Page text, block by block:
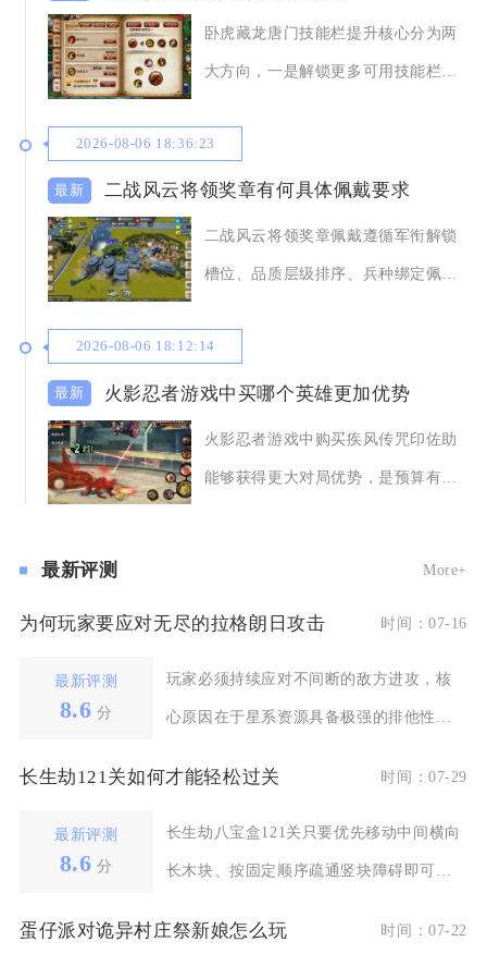
卧虎藏龙唐门技能栏提升核心分为两
大方向，一是解锁更多可用技能栏
2026-08-06 18:36:23
二战风云将领奖章有何具体佩戴要求
二战风云将领奖章佩戴遵循军衔解锁
槽位、品质层级排序、兵种绑定佩
2026-08-06 18:12:14
火影忍者游戏中买哪个英雄更加优势
火影忍者游戏中购买疾风传咒印佐助
能够获得更大对局优势，是预算有限
最新评测 More+
为何玩家要应对无尽的拉格朗日攻击 时间：07-16
最新评测
8.6 分
玩家必须持续应对不间断的敌方进攻，核
心原因在于星系资源具备极强的排他性，
长生劫121关如何才能轻松过关 时间：07-29
最新评测
8.6 分
长生劫八宝盒121关只要优先移动中间横向
长木块、按固定顺序疏通竖块障碍即可三
蛋仔派对诡异村庄祭新娘怎么玩 时间：07-22